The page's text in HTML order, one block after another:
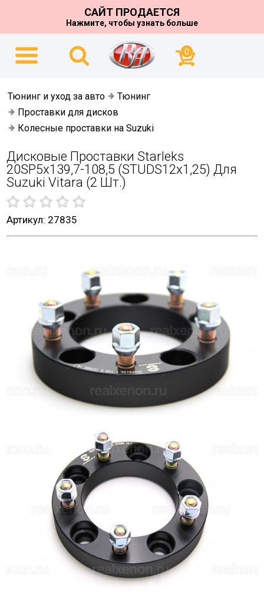
САЙТ ПРОДАЕТСЯ
Нажмите, чтобы узнать больше
0
Тюнинг и уход за авто
Тюнинг
Проставки для дисков
Колесные проставки на Suzuki
Дисковые Проставки Starleks
20SP5х139,7-108,5 (STUDS12х1,25) Для
Suzuki Vitara (2 Шт.)
Артикул: 27835